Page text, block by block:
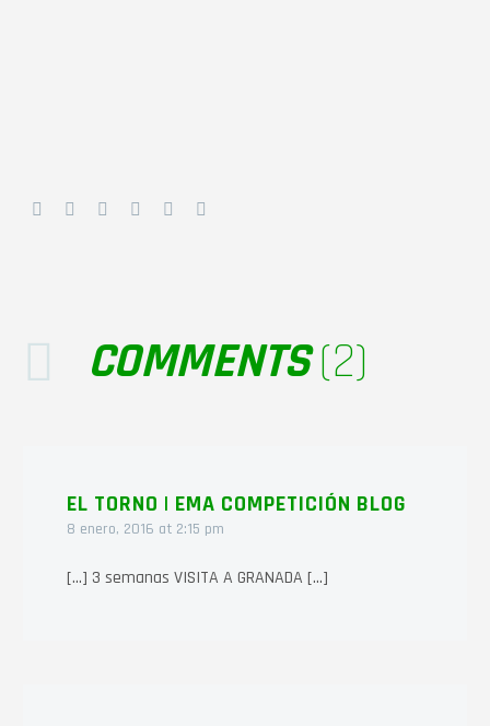
COMMENTS(2)
EL TORNO | EMA COMPETICIÓN BLOG
8 enero, 2016 at 2:15 pm
[…] 3 semanas VISITA A GRANADA […]